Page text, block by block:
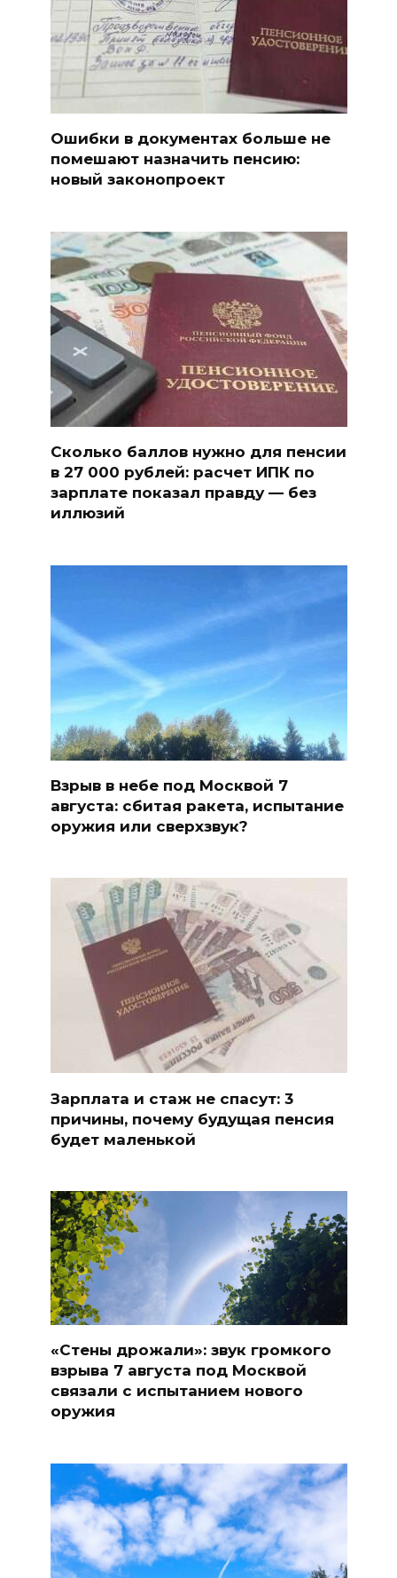
Ошибки в документах больше не
помешают назначить пенсию:
новый законопроект
Сколько баллов нужно для пенсии
в 27 000 рублей: расчет ИПК по
зарплате показал правду — без
иллюзий
Взрыв в небе под Москвой 7
августа: сбитая ракета, испытание
оружия или сверхзвук?
Зарплата и стаж не спасут: 3
причины, почему будущая пенсия
будет маленькой
«Стены дрожали»: звук громкого
взрыва 7 августа под Москвой
связали с испытанием нового
оружия